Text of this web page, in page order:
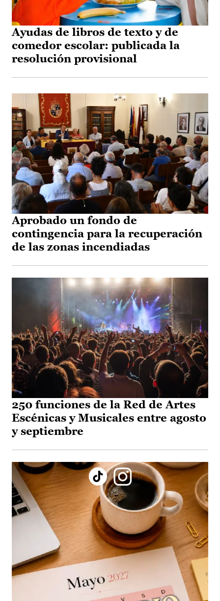
Ayudas de libros de texto y de
comedor escolar: publicada la
resolución provisional
Aprobado un fondo de
contingencia para la recuperación
de las zonas incendiadas
250 funciones de la Red de Artes
Escénicas y Musicales entre agosto
y septiembre